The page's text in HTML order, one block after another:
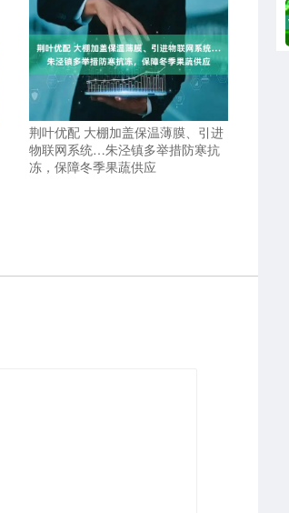
荆叶优配 大棚加盖保温薄膜、引进
物联网系统…朱泾镇多举措防寒抗
冻，保障冬季果蔬供应